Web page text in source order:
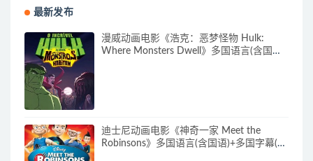
最新发布
漫威动画电影《浩克：恶梦怪物 Hulk:
Where Monsters Dwell》多国语言(含国
迪士尼动画电影《神奇一家 Meet the
Robinsons》多国语言(含国语)+多国字幕(含